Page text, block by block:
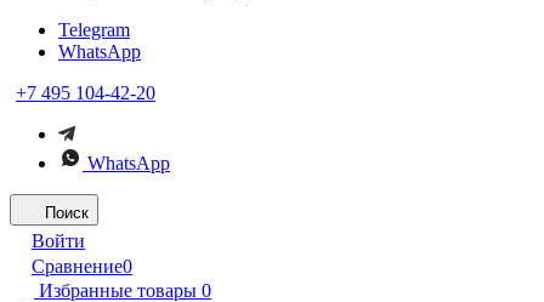
Telegram
WhatsApp
+7 495 104-42-20
WhatsApp
Поиск
Войти
Сравнение0
Избранные товары 0